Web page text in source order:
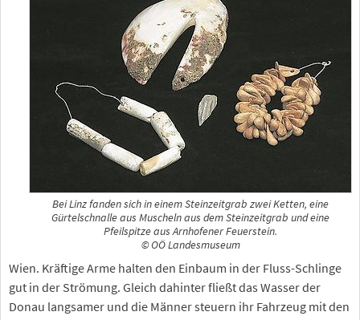
Bei Linz fanden sich in einem Steinzeitgrab zwei Ketten, eine
Gürtelschnalle aus Muscheln aus dem Steinzeitgrab und eine
Pfeilspitze aus Arnhofener Feuerstein.
© OÖ Landesmuseum
Wien. Kräftige Arme halten den Einbaum in der Fluss-Schlinge
gut in der Strömung. Gleich dahinter fließt das Wasser der
Donau langsamer und die Männer steuern ihr Fahrzeug mit den